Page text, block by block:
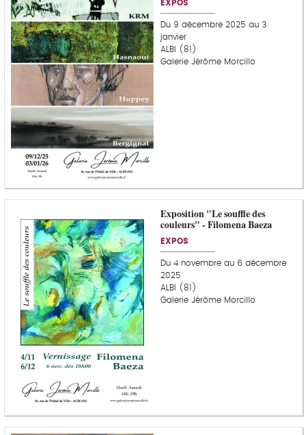
EXPOS
Du 9 décembre 2025 au 3
janvier
ALBI (81)
Galerie Jérôme Morcillo
Exposition "Le souffle des
couleurs" - Filomena Baeza
EXPOS
Du 4 novembre au 6 décembre
2025
ALBI (81)
Galerie Jérôme Morcillo